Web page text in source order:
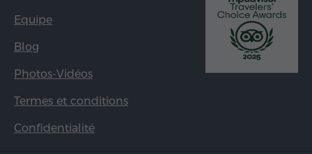
Equipe
Blog
Photos-Vidéos
Termes et conditions
Confidentialité